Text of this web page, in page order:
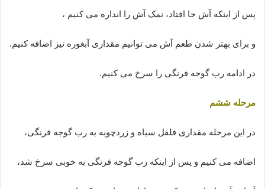
پس از اینکه آش جا افتاد، نمک آش را انداره می کنیم ،
و برای بهتر شدن طعم آش می توانیم مقداری آبغوره نیز اضافه کنیم.
در ادامه رب گوجه فرنگی را سرخ می کنیم.
مرحله ششم
در این مرحله مقداری فلفل سیاه و زردچوبه به رب گوجه فرنگی،
اضافه می کنیم و پس از اینکه رب گوجه فرنگی به خوبی سرخ شد،